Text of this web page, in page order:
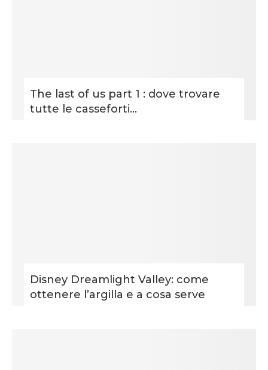
The last of us part 1 : dove trovare
tutte le casseforti...
Disney Dreamlight Valley: come
ottenere l’argilla e a cosa serve